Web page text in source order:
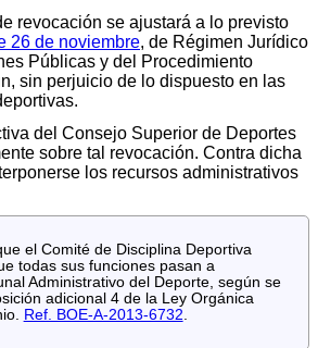
revocación se ajustará a lo previsto
26 de noviembre, de Régimen Jurídico
Públicas y del Procedimiento
sin perjuicio de lo dispuesto en las
del Consejo Superior de Deportes
sobre tal revocación. Contra dicha
los recursos administrativos
el Comité de Disciplina Deportiva
todas sus funciones pasan a
Administrativo del Deporte, según se
adicional 4 de la Ley Orgánica
Ref. BOE-A-2013-6732.